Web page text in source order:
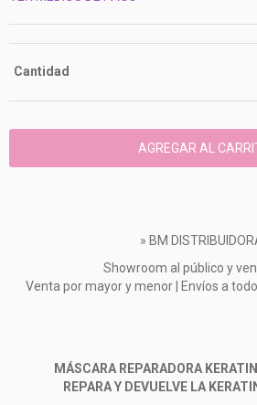
Cantidad
» BM
Showroom al público y
Venta por mayor y menor | Envíos a
MÁSCARA REPARADORA
REPARA Y DEVUELVE LA